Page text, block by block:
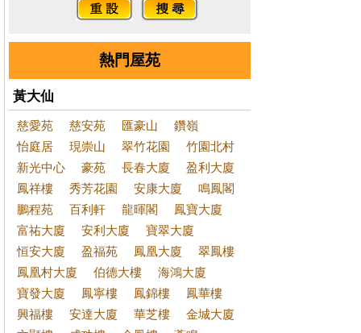
熱門屋苑
黃大仙
慈愛苑 慈安苑 匯豪山
鑽嶺
怡庭居
現崇山 翠竹花園
竹園北村
新光中心
豪苑 長春大廈
盈利大廈
鳳祥樓
秀芳花園 安康大廈
鳴鳳閣
鵬程苑
百利軒 龍暉閣
鳳寶大廈
富祐大廈
安利大廈
寶翠大廈
恒安大廈
盈福苑 鳳凰大廈
翠鳳樓
鳳凰村大廈
伯德大樓
海鴻大廈
寶發大廈
鳳寧樓 鳳錦樓
鳳華樓
興福樓
安達大廈 華芝樓
金城大廈